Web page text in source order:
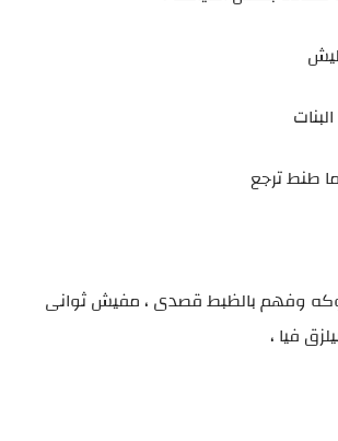
طنط ترجع
وفهم بالظبط قصدى ، مفيش ثوانى
فيا ،